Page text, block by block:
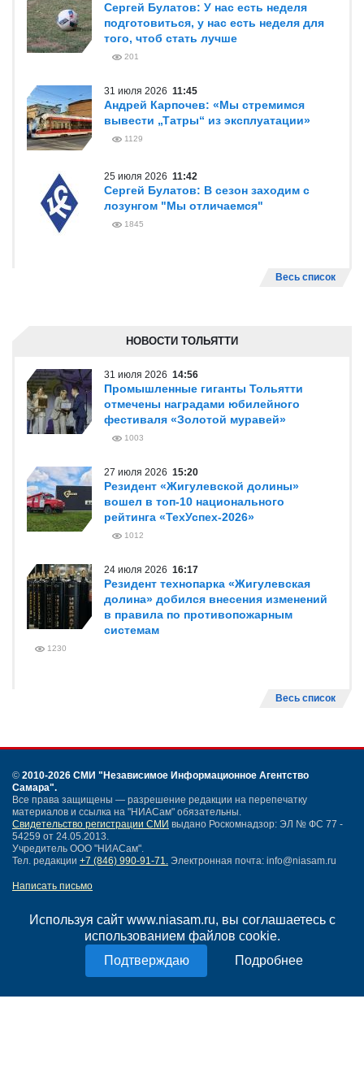
Используя сайт www.niasam.ru, вы соглашаетесь с
использованием файлов cookie.
Подробнее
Сергей Булатов: У нас есть неделя
подготовиться, у нас есть неделя для
того, чтоб стать лучше
201
31 июля 2026 11:45
Андрей Карпочев: «Мы стремимся
вывести „Татры“ из эксплуатации»
1129
25 июля 2026 11:42
Сергей Булатов: В сезон заходим с
лозунгом "Мы отличаемся"
1845
Весь список
НОВОСТИ ТОЛЬЯТТИ
31 июля 2026 14:56
Промышленные гиганты Тольятти
отмечены наградами юбилейного
фестиваля «Золотой муравей»
1003
27 июля 2026 15:20
Резидент «Жигулевской долины»
вошел в топ-10 национального
рейтинга «ТехУспех-2026»
1012
24 июля 2026 16:17
Резидент технопарка «Жигулевская
долина» добился внесения изменений
в правила по противопожарным
системам
1230
Весь список
© 2010-2026 СМИ "Независимое Информационное Агентство
Самара".
Все права защищены — разрешение редакции на перепечатку
материалов и ссылка на "НИАСам" обязательны.
Свидетельство регистрации СМИ выдано Роскомнадзор: ЭЛ № ФС 77 -
54259 от 24.05.2013.
Учредитель ООО "НИАСам".
Тел. редакции +7 (846) 990-91-71. Электронная почта: info@niasam.ru
Написать письмо
Нашли ошибку?
Политика конфиденциальности